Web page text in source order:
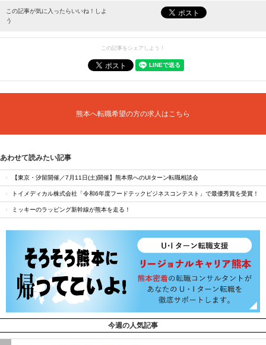
最新情報をお届けします。
この記事が気に入ったらいいね！しよ
う
この記事をシェアしよう！
熊本へ転職希望の方の求人はこちら
あわせて読みたい記事
【東京・汐留開催／7月11日(土)開催】熊本県へのUIターン転職相談会
トイメディカル株式会社「令和6年度フードテックビジネスコンテスト」で最優秀賞を受賞！
ミッキーのラッピング新幹線が熊本を走る！
今週の人気記事